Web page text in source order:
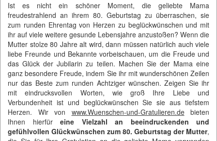
Ist es nicht ein schöner Moment, die geliebte Mama
freudestrahlend an ihrem 80. Geburtstag zu überraschen, sie
zum runden Ehrentag von Herzen zu beglückwünschen und mit
ihr auf viele weitere gesunde Lebensjahre anzustoßen? Wenn die
Mutter stolze 80 Jahre alt wird, dann müssen natürlich auch viele
liebe Freunde und Bekannte vorbeischauen, um die Freude und
das Glück der Jubilarin zu teilen. Machen Sie der Mama eine
ganz besondere Freude, indem Sie ihr mit wunderschönen Zeilen
nur das Beste zum runden Achtziger wünschen. Zeigen Sie ihr
mit eindrucksvollen Worten, wie groß Ihre Liebe und
Verbundenheit ist und beglückwünschen Sie sie aus tiefstem
Herzen. Wir von www.Wuenschen-und-Gratulieren.debieten
Ihnen hierfür eine Vielzahl an beeindruckenden und
gefühlvollen Glückwünschen zum 80. Geburtstag der Mutter,